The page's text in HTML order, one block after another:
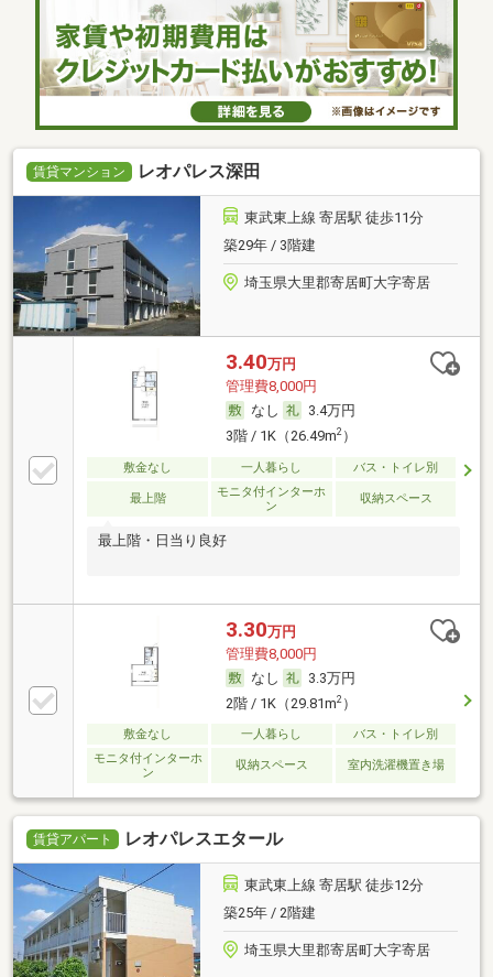
賃貸マンション レオパレス深田
東武東上線 寄居駅 徒歩11分
築29年 / 3階建
埼玉県大里郡寄居町大字寄居
3.40万円
管理費8,000円
なし
3.4万円
3階 / 1K（26.49m2）
敷金なし 一人暮らし バス・トイレ別
最上階
モニタ付インターホ
ン
収納スペース
最上階・日当り良好
3.30万円
管理費8,000円
なし
3.3万円
2階 / 1K（29.81m2）
敷金なし 一人暮らし
バス・トイレ別
モニタ付インターホ
ン
収納スペース 室内洗濯機置き場
賃貸アパート レオパレスエタール
東武東上線 寄居駅 徒歩12分
築25年 / 2階建
埼玉県大里郡寄居町大字寄居